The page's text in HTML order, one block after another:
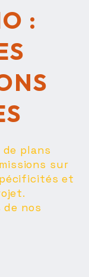
:
plans
sur
et
nos